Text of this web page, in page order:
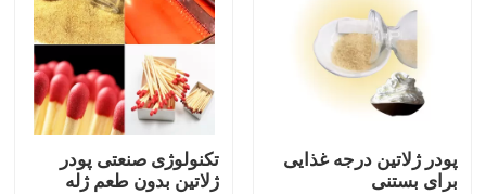
درخواست نقل قول
پودر ژلاتین درجه غذایی
پودر ژلاتین خوراکی
پودر ژلاتین درجه غذایی
برای بستنی
تکنولوژی صنعتی پودر
ژلاتین بدون طعم ژله